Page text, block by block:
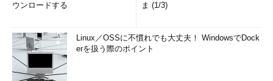
ウンロードする
ま (1/3)
Linux／OSSに不慣れでも大丈夫！ WindowsでDock
erを扱う際のポイント